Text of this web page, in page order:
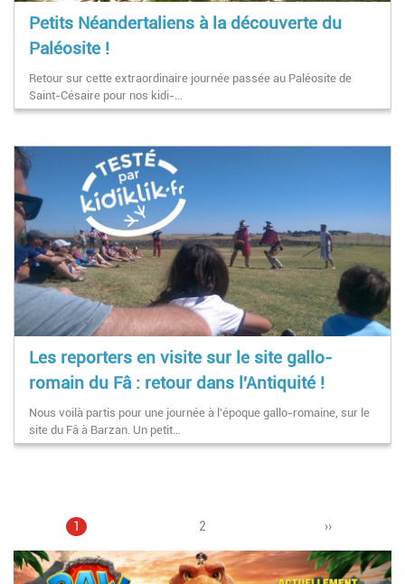
Petits Néandertaliens à la découverte du
Paléosite !
Retour sur cette extraordinaire journée passée au Paléosite de
Saint-Césaire pour nos kidi-…
Les reporters en visite sur le site gallo-
romain du Fâ : retour dans l'Antiquité !
Nous voilà partis pour une journée à l'époque gallo-romaine, sur le
site du Fâ à Barzan. Un petit…
Pagination
Page
1 Page
2
Page
››